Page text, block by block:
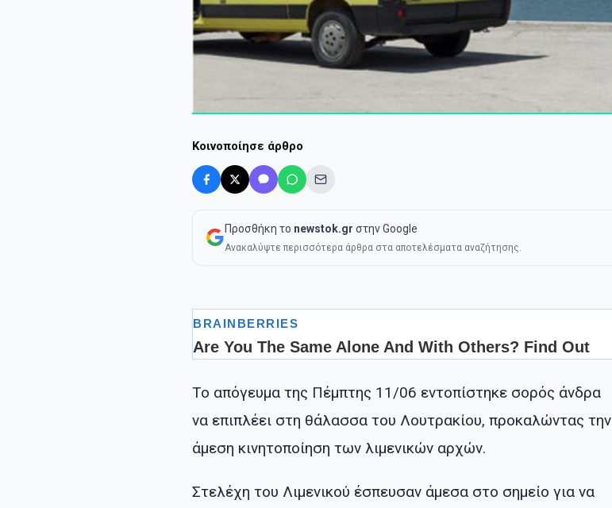
Κοινοποίησε άρθρο
Προσθήκη το newstok.gr στην Google
Ανακαλύψτε περισσότερα άρθρα στα αποτελέσματα αναζήτησης.
Το απόγευμα της Πέμπτης 11/06 εντοπίστηκε σορός άνδρα
να επιπλέει στη θάλασσα του Λουτρακίου, προκαλώντας την
άμεση κινητοποίηση των λιμενικών αρχών.
Στελέχη του Λιμενικού έσπευσαν άμεσα στο σημείο για να